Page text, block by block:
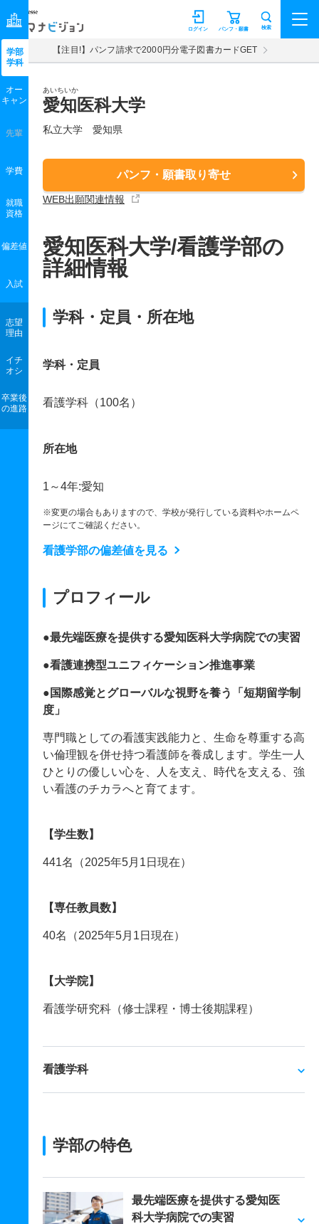
マナビジョン パンフ・願書
ログイン 検索
【注目!】パンフ請求で2000円分電子図書カードGET
あいちいか
愛知医科大学
私立大学 愛知県
パンフ・願書取り寄せ
WEB出願関連情報
学部
学科
オー
キャン
先輩
学費
就職
資格
偏差値
入試
志望
理由
イチ
オシ
卒業後
の進路
愛知医科大学/看護学部の
詳細情報
学科・定員・所在地
学科・定員
看護学科（100名）
所在地
1～4年:愛知
※変更の場合もありますので、学校が発行している資料やホームペ
ージにてご確認ください。
看護学部の偏差値を見る
プロフィール
●最先端医療を提供する愛知医科大学病院での実習
●看護連携型ユニフィケーション推進事業
●国際感覚とグローバルな視野を養う「短期留学制
度」
専門職としての看護実践能力と、生命を尊重する高
い倫理観を併せ持つ看護師を養成します。学生一人
ひとりの優しい心を、人を支え、時代を支える、強
い看護のチカラへと育てます。
【学生数】
441名（2025年5月1日現在）
【専任教員数】
40名（2025年5月1日現在）
【大学院】
看護学研究科（修士課程・博士後期課程）
看護学科
学部の特色
最先端医療を提供する愛知医
科大学病院での実習